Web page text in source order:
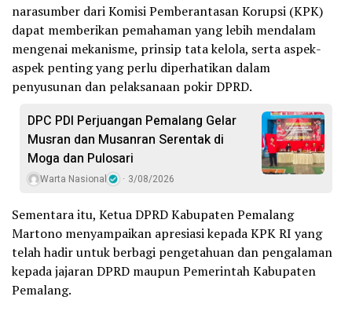
narasumber dari Komisi Pemberantasan Korupsi (KPK)
dapat memberikan pemahaman yang lebih mendalam
mengenai mekanisme, prinsip tata kelola, serta aspek-
aspek penting yang perlu diperhatikan dalam
penyusunan dan pelaksanaan pokir DPRD.
DPC PDI Perjuangan Pemalang Gelar
Musran dan Musanran Serentak di
Moga dan Pulosari
Warta Nasional 3/08/2026
Sementara itu, Ketua DPRD Kabupaten Pemalang
Martono menyampaikan apresiasi kepada KPK RI yang
telah hadir untuk berbagi pengetahuan dan pengalaman
kepada jajaran DPRD maupun Pemerintah Kabupaten
Pemalang.